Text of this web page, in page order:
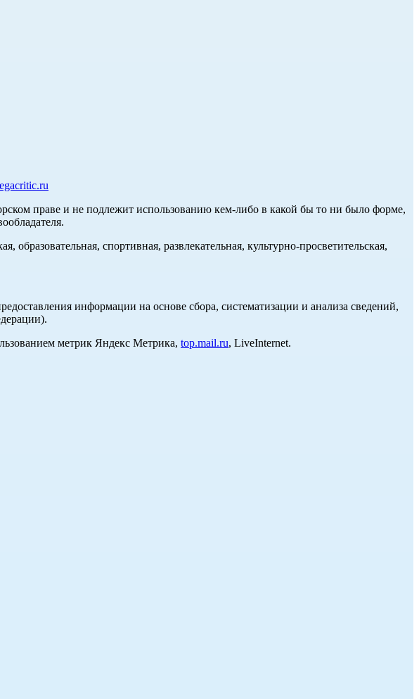
праве и не подлежит использованию кем-либо в какой бы то ни было форме,
спортивная, развлекательная, культурно-просветительская,
информации на основе сбора, систематизации и анализа сведений,
метрик Яндекс Метрика, top.mail.ru, LiveInternet.